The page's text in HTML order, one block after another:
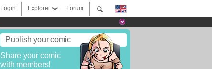
Forum
Explorer
Login
Publish your comic
Share your comic
with members!